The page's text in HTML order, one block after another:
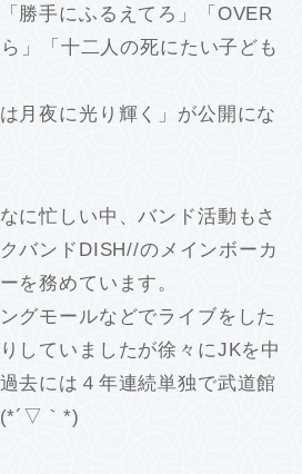
勝手にふるえてろ」「OVER
」「十二人の死にたい子ども
月夜に光り輝く」が公開にな
に忙しい中、バンド活動もさ
バンドDISH//のメインボーカ
を務めています。
グモールなどでライブをした
していましたが徐々にJKを中
去には４年連続単独で武道館
(*´▽｀*)